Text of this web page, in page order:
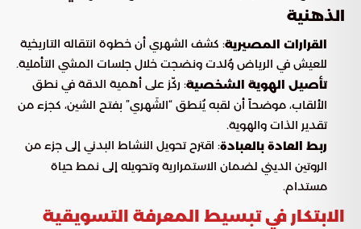
الذهنية
القرارات المصيرية: كشف الشهري أن خطوة انتقاله التاريخية
للعيش في الرياض وُلدت ونضجت خلال جلسات المشي التأملية.
تأصيل الهوية الشخصية: ركّز على أهمية الدقة في نطق
الألقاب، موضحاً أن لقبه يُنطق “الشَهري” بفتح الشين، كجزء من
تقدير الذات والهوية.
ربط العادة بالعبادة: اقترح تحويل النشاط البدني إلى جزء من
الروتين الديني لضمان الاستمرارية وتحويله إلى نمط حياة
مستدام.
الابتكار في تبسيط المعرفة التسويقية